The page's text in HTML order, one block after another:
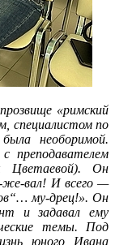
«римский
специалистом по
необоримой.
преподавателем
Цветаевой). Он
же-вал! И всего —
му-дрец!». Он
и задавал ему
темы. Под
юного Ивана